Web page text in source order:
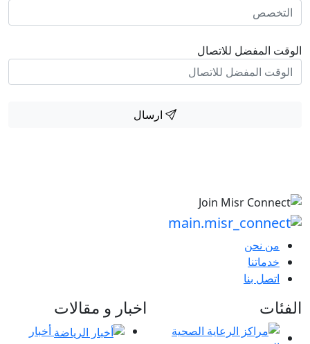
الوقت المفضل للاتصال
ارسال
من نحن
خدماتنا
اتصل بنا
الفئات اخبار و مقالات
أخبار